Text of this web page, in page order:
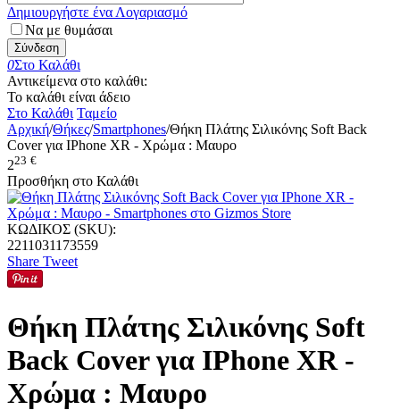
Δημιουργήστε ένα Λογαριασμό
Να με θυμάσαι
Σύνδεση
0Στο Καλάθι
Αντικείμενα στο καλάθι:
Το καλάθι είναι άδειο
Στο Καλάθι Ταμείο
Αρχική/Θήκες/Smartphones/Θήκη Πλάτης Σιλικόνης Soft Back
Cover για IPhone XR - Χρώμα : Μαυρο
223 €
Προσθήκη στο Καλάθι
ΚΩΔΙΚΟΣ (SKU):
2211031173559
Share Tweet
Θήκη Πλάτης Σιλικόνης Soft
Back Cover για IPhone XR -
Χρώμα : Μαυρο